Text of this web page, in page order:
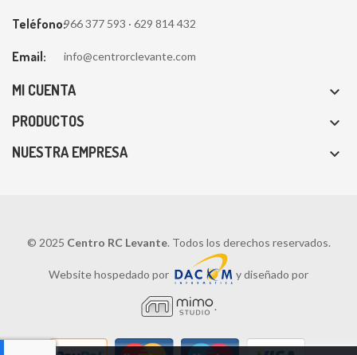
Teléfono:966 377 593 · 629 814 432
Email: info@centrorclevante.com
MI CUENTA 
PRODUCTOS 
NUESTRA EMPRESA 
© 2025 Centro RC Levante. Todos los derechos reservados.
Website hospedado por y diseñado por
.